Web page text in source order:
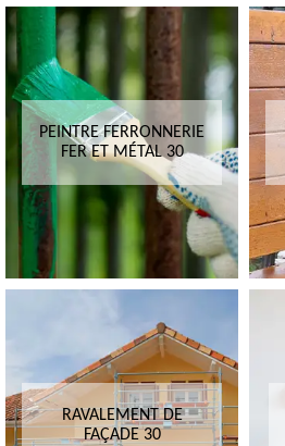
PEINTRE FERRONNERIE
FER ET MÉTAL 30
RAVALEMENT DE
FAÇADE 30